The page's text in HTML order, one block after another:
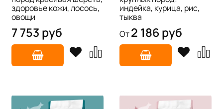
здоровье кожи, лосось,
овощи
7 753 руб
индейка, курица, рис,
тыква
От2 186 руб